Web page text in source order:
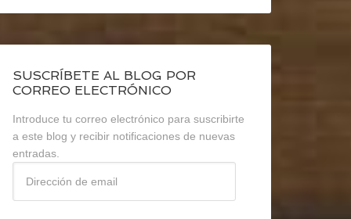
SUSCRÍBETE AL BLOG POR
CORREO ELECTRÓNICO
Introduce tu correo electrónico para suscribirte
a este blog y recibir notificaciones de nuevas
entradas.
email